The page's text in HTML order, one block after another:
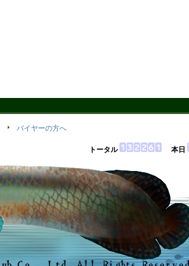
バイヤーの方へ
トータル 本日